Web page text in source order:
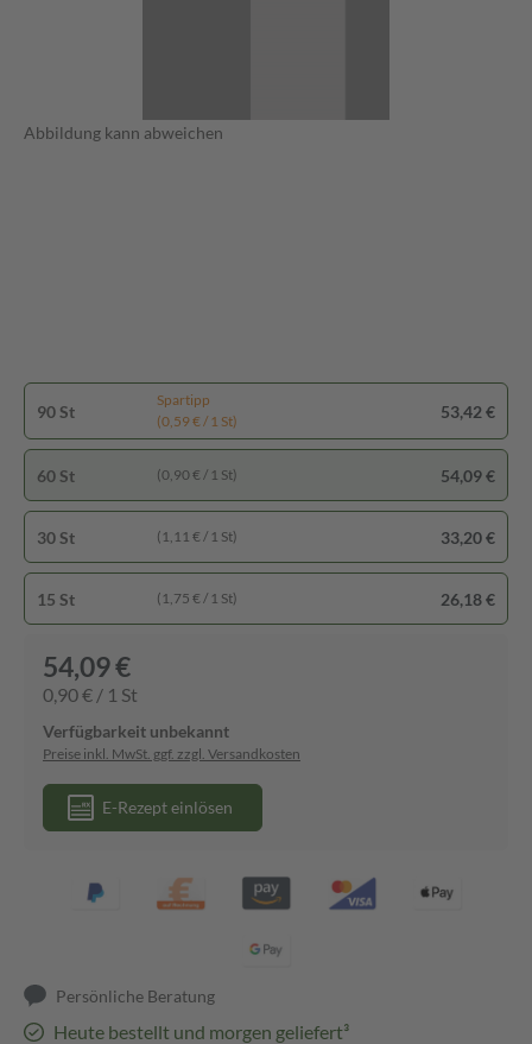
Abbildung kann abweichen
90 St
Spartipp
(0,59 € / 1 St)
53,42 €
60 St (0,90 € / 1 St) 54,09 €
30 St (1,11 € / 1 St) 33,20 €
15 St (1,75 € / 1 St) 26,18 €
54,09 €
0,90 € / 1 St
Verfügbarkeit unbekannt
Preise inkl. MwSt. ggf. zzgl. Versandkosten
E-Rezept einlösen
Persönliche Beratung
Heute bestellt und morgen geliefert³